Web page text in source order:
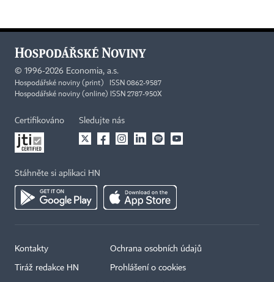
© 1996-2026 Economia, a.s.
Hospodářské noviny (print) ISSN 0862-9587
Hospodářské noviny (online) ISSN 2787-950X
Certifikováno Sledujte nás
Stáhněte si aplikaci HN
Kontakty
Tiráž redakce HN
Ochrana osobních údajů
Prohlášení o cookies